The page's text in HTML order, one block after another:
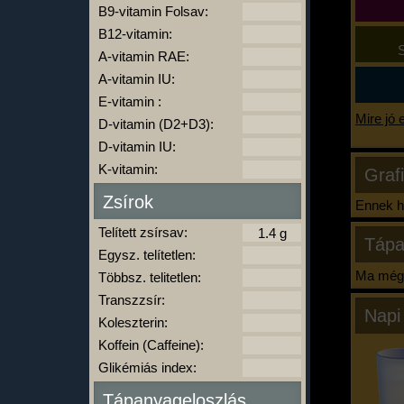
Mire jó
Ennek
Ma
B9-vitamin Folsav:
B12-vitamin:
A-vitamin RAE:
A-vitamin IU:
E-vitamin :
D-vitamin (D2+D3):
D-vitamin IU:
K-vitamin:
Zsírok
Telített zsírsav:
Egysz. telítetlen:
Többsz. telitetlen:
Transzzsír:
Koleszterin:
Koffein (Caffeine):
Glikémiás index: